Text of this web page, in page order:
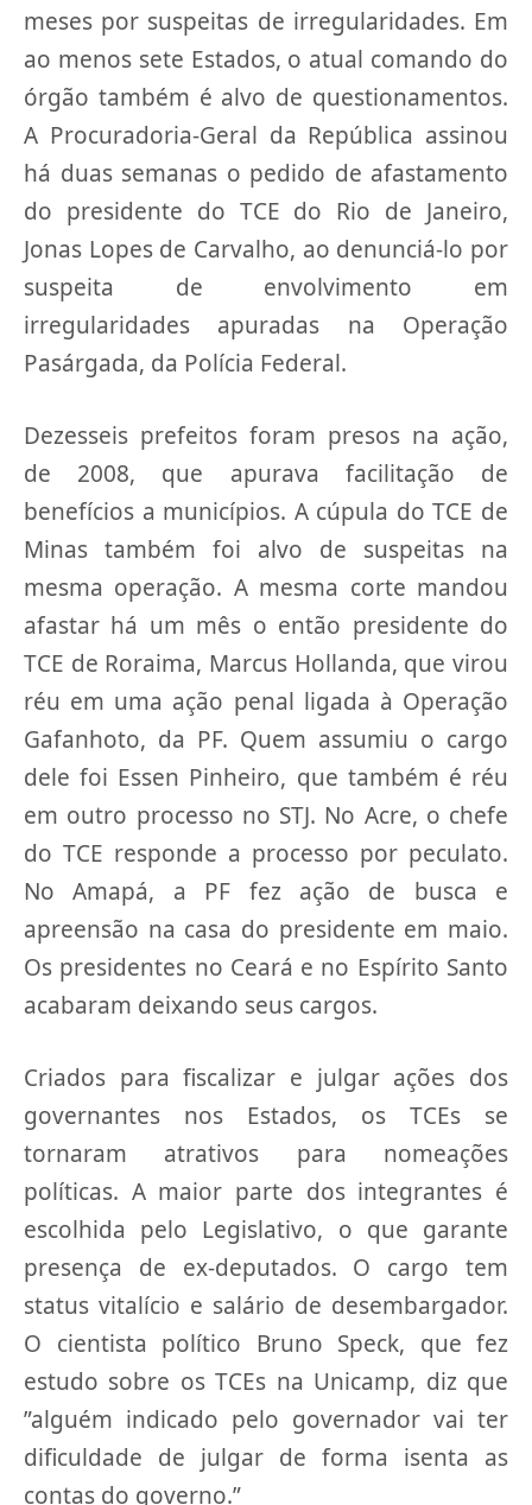
meses por suspeitas de irregularidades. Em
ao menos sete Estados, o atual comando do
órgão também é alvo de questionamentos.
A Procuradoria-Geral da República assinou
há duas semanas o pedido de afastamento
do presidente do TCE do Rio de Janeiro,
Jonas Lopes de Carvalho, ao denunciá-lo por
suspeita de envolvimento em
irregularidades apuradas na Operação
Pasárgada, da Polícia Federal.
Dezesseis prefeitos foram presos na ação,
de 2008, que apurava facilitação de
benefícios a municípios. A cúpula do TCE de
Minas também foi alvo de suspeitas na
mesma operação. A mesma corte mandou
afastar há um mês o então presidente do
TCE de Roraima, Marcus Hollanda, que virou
réu em uma ação penal ligada à Operação
Gafanhoto, da PF. Quem assumiu o cargo
dele foi Essen Pinheiro, que também é réu
em outro processo no STJ. No Acre, o chefe
do TCE responde a processo por peculato.
No Amapá, a PF fez ação de busca e
apreensão na casa do presidente em maio.
Os presidentes no Ceará e no Espírito Santo
acabaram deixando seus cargos.
Criados para fiscalizar e julgar ações dos
governantes nos Estados, os TCEs se
tornaram atrativos para nomeações
políticas. A maior parte dos integrantes é
escolhida pelo Legislativo, o que garante
presença de ex-deputados. O cargo tem
status vitalício e salário de desembargador.
O cientista político Bruno Speck, que fez
estudo sobre os TCEs na Unicamp, diz que
”alguém indicado pelo governador vai ter
dificuldade de julgar de forma isenta as
contas do governo.”